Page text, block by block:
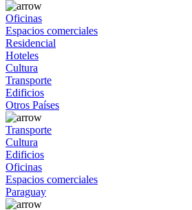
Oficinas
Espacios comerciales
Residencial
Hoteles
Cultura
Transporte
Edificios
Otros Países
Transporte
Cultura
Edificios
Oficinas
Espacios comerciales
Paraguay